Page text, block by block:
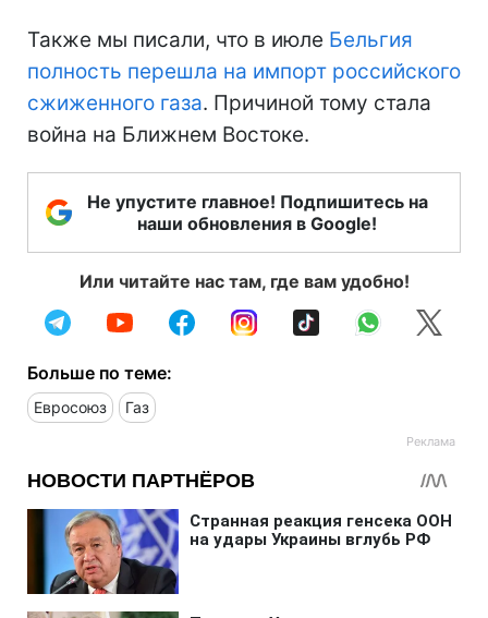
Также мы писали, что в июле Бельгия
полность перешла на импорт российского
сжиженного газа. Причиной тому стала
война на Ближнем Востоке.
Не упустите главное! Подпишитесь на
наши обновления в Google!
Или читайте нас там, где вам удобно!
Больше по теме:
Евросоюз Газ